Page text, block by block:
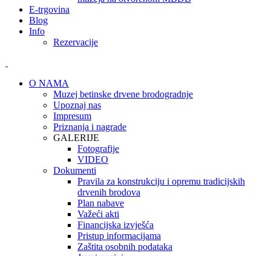
E-trgovina
Blog
Info
Rezervacije
O NAMA
Muzej betinske drvene brodogradnje
Upoznaj nas
Impresum
Priznanja i nagrade
GALERIJE
Fotografije
VIDEO
Dokumenti
Pravila za konstrukciju i opremu tradicijskih
drvenih brodova
Plan nabave
Važeći akti
Financijska izvješća
Pristup informacijama
Zaštita osobnih podataka